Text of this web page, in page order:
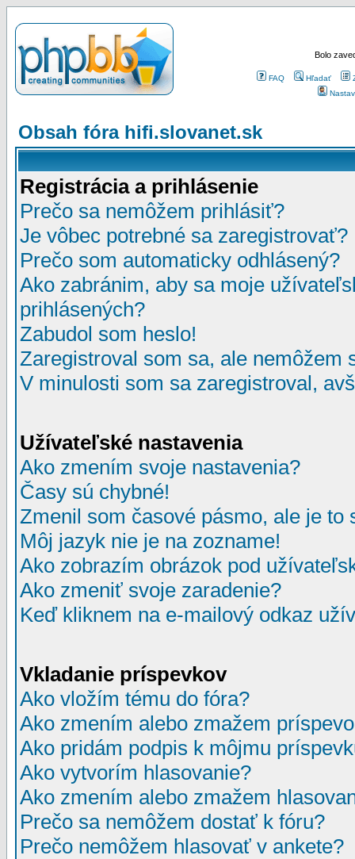
Bolo
FAQ Hľadať
Obsah fóra hifi.slovanet.sk
Registrácia a prihlásenie
Prečo sa nemôžem prihlásiť?
Je vôbec potrebné sa zaregistrovať?
Prečo som automaticky odhlásený?
Ako zabránim, aby sa moje
prihlásených?
Zabudol som heslo!
Zaregistroval som sa, ale nemôžem
V minulosti som sa zaregistroval,
Užívateľské nastavenia
Ako zmením svoje nastavenia?
Časy sú chybné!
Zmenil som časové pásmo, ale je to
Môj jazyk nie je na zozname!
Ako zobrazím obrázok pod
Ako zmeniť svoje zaradenie?
Keď kliknem na e-mailový odkaz
Vkladanie príspevkov
Ako vložím tému do fóra?
Ako zmením alebo zmažem
Ako pridám podpis k môjmu
Ako vytvorím hlasovanie?
Ako zmením alebo zmažem
Prečo sa nemôžem dostať k fóru?
Prečo nemôžem hlasovať v ankete?